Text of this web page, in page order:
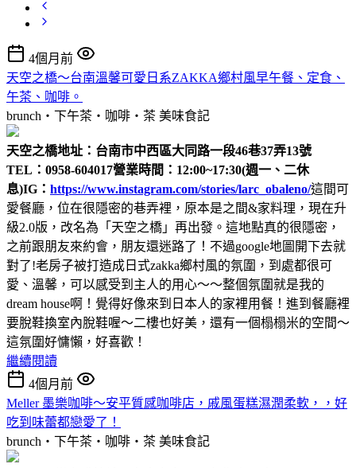
4個月前
天空之橋～台南溫馨可愛日系ZAKKA鄉村風早午餐、定食、
午茶、咖啡。
brunch‧下午茶‧咖啡‧茶 美味食記
天空之橋地址：台南市中西區大同路一段46巷37弄13號
TEL：0958-604017營業時間：12:00~17:30(週一、二休
息)IG： https://www.instagram.com/stories/larc_obaleno/這間可
愛餐廳，位在很隱密的巷弄裡，原本是之間&家料理，現在升
級2.0版，改名為「天空之橋」再出發。這地點真的很隱密，
之前跟朋友來約會，朋友還迷路了！不過google地圖開下去就
對了!老房子被打造成日式zakka鄉村風的氛圍，到處都很可
愛、溫馨，可以感受到主人的用心～～整個氛圍就是我的
dream house啊！覺得好像來到日本人的家裡用餐！進到餐廳裡
要脫鞋換室內脫鞋喔～二樓也好美，還有一個榻榻米的空間～
這氛圍好慵懶，好喜歡！
繼續閱讀
4個月前
Meller 墨樂咖啡～安平質感咖啡店，戚風蛋糕濕潤柔軟，，好
吃到味蕾都戀愛了！
brunch‧下午茶‧咖啡‧茶 美味食記